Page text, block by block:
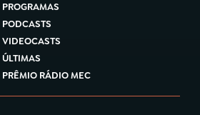
PROGRAMAS
PODCASTS
VIDEOCASTS
ÚLTIMAS
PRÊMIO RÁDIO MEC